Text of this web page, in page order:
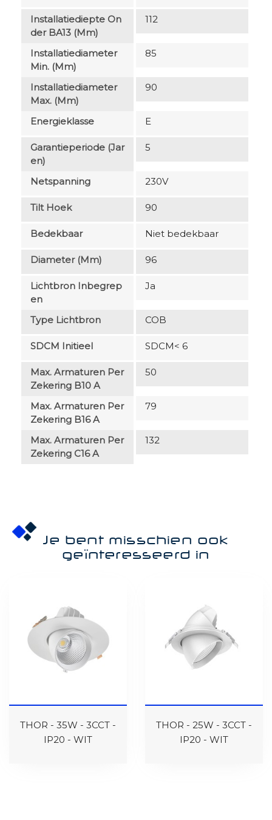
Installatiediepte On
Der BA13 (mm)
112
Installatiediameter
Min. (mm)
85
Installatiediameter
Max. (mm)
90
Energieklasse E
Garantieperiode (jar
En)
5
Netspanning 230V
Tilt Hoek 90
Bedekbaar Niet bedekbaar
Diameter (mm) 96
Lichtbron Inbegrep
En
Ja
Type Lichtbron COB
SDCM Initieel SDCM< 6
Max. Armaturen Per
Zekering B10 A
50
Max. Armaturen Per
Zekering B16 A
79
Max. Armaturen Per
Zekering C16 A
132
Je bent misschien ook
geïnteresseerd in
THOR - 35W - 3CCT -
IP20 - WIT
THOR - 25W - 3CCT -
IP20 - WIT